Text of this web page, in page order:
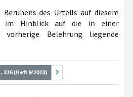
Beruhens des Urteils auf diesem
im Hinblick auf die in einer
vorherige Belehrung liegende
326 (Heft 9/2013)